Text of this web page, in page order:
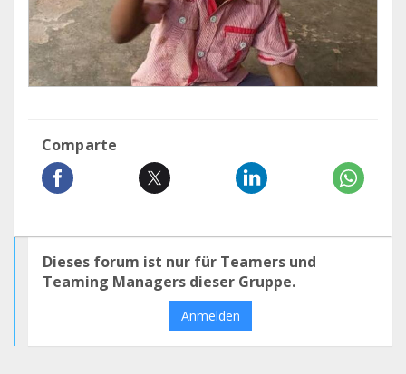
Comparte
Dieses forum ist nur für Teamers und
Teaming Managers dieser Gruppe.
Anmelden